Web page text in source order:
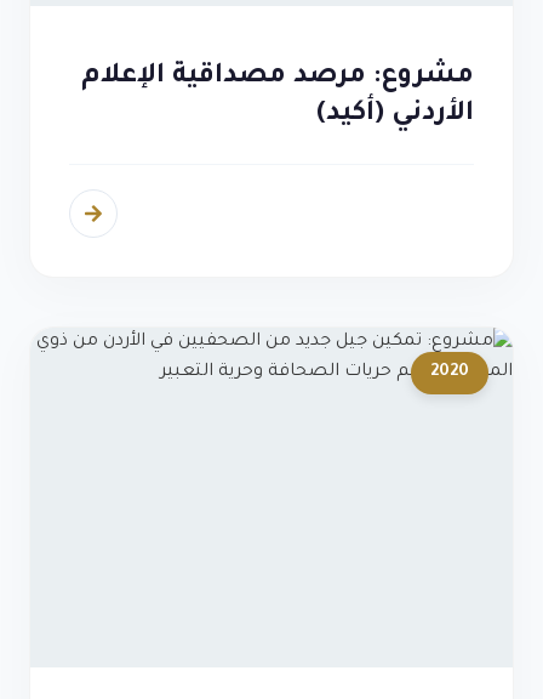
مشروع: مرصد مصداقية الإعلام
الأردني (أكيد)
2020